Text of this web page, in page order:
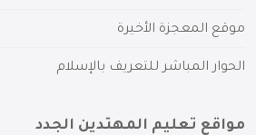
موقع المعجزة الأخيرة
الحوار المباشر للتعريف بالإسلام
مواقع تعليم المهتدين الجدد